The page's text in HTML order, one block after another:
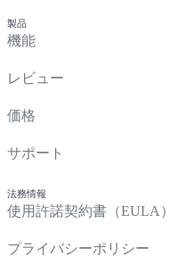
製品
機能
レビュー
価格
サポート
法務情報
使用許諾契約書（EULA）
プライバシーポリシー